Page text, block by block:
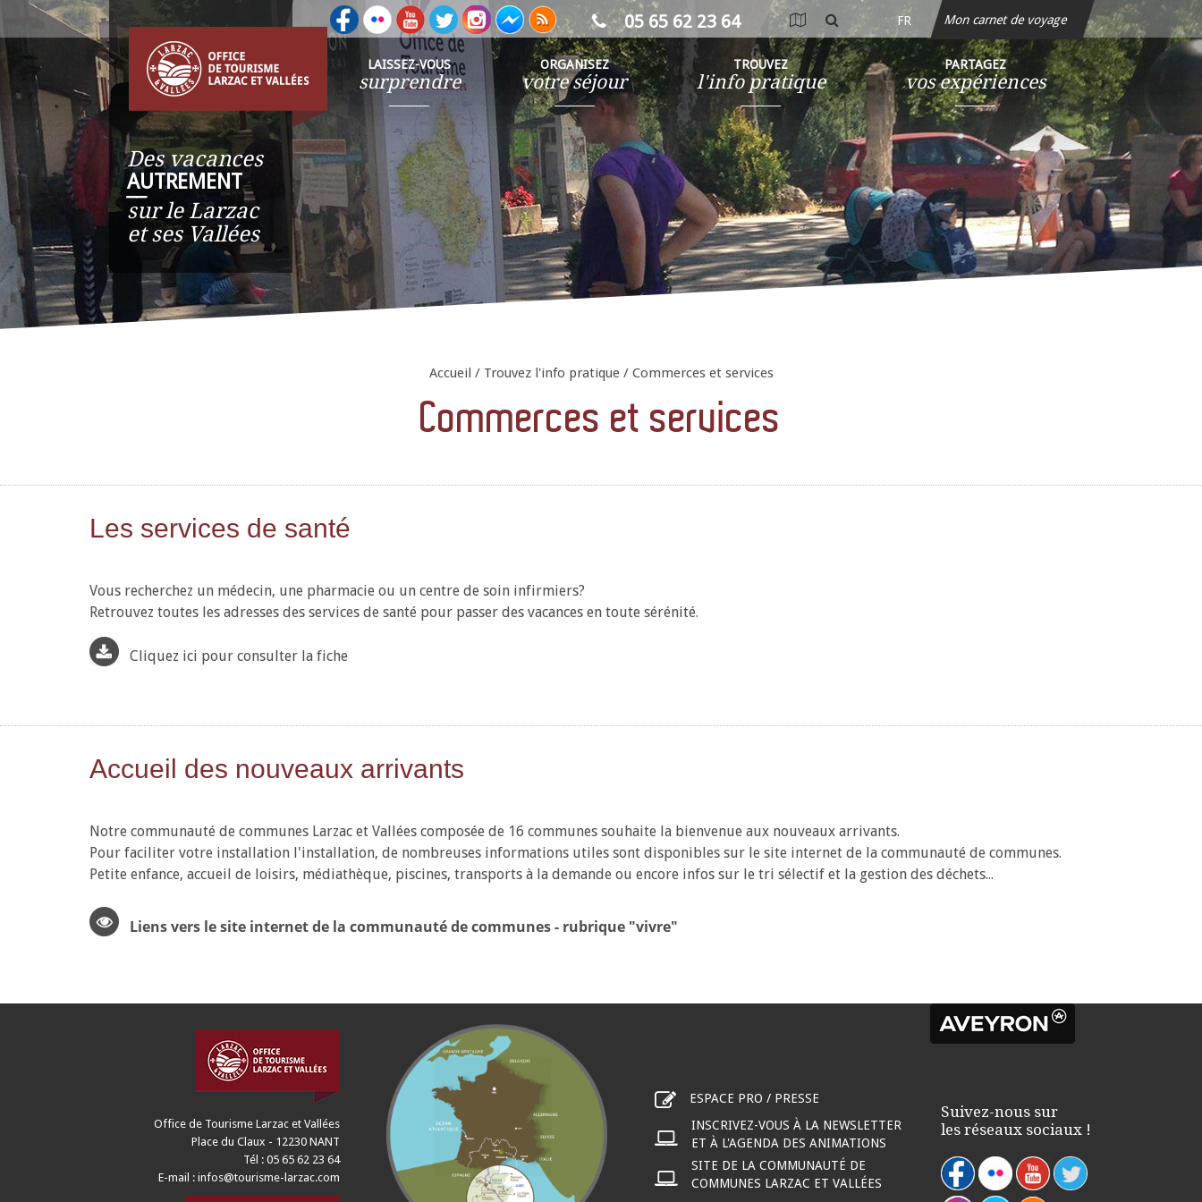
Des vacances
AUTREMENT
__
sur le Larzac
et ses Vallées
LAISSEZ-VOUS
surprendre
ORGANISEZ
votre séjour
TROUVEZ
l'info pratique
PARTAGEZ
vos expériences
05 65 62 23 64
carte
interactive
rechercher
FR Mon carnet de voyage
Accueil / Trouvez l'info pratique / Commerces et services
Commerces et services
Les services de santé
Vous recherchez un médecin, une pharmacie ou un centre de soin infirmiers?
Retrouvez toutes les adresses des services de santé pour passer des vacances en toute sérénité.
Cliquez ici pour consulter la fiche
Accueil des nouveaux arrivants
Notre communauté de communes Larzac et Vallées composée de 16 communes souhaite la bienvenue aux nouveaux arrivants.
Pour faciliter votre installation l'installation, de nombreuses informations utiles sont disponibles sur le site internet de la communauté de communes.
Petite enfance, accueil de loisirs, médiathèque, piscines, transports à la demande ou encore infos sur le tri sélectif et la gestion des déchets...
Liens vers le site internet de la communauté de communes - rubrique "vivre"
Office de Tourisme Larzac et Vallées
Place du Claux - 12230 NANT
Tél : 05 65 62 23 64
E-mail : infos@tourisme-larzac.com
Suivez-nous sur
les réseaux sociaux !
ESPACE PRO / PRESSE
INSCRIVEZ-VOUS À LA NEWSLETTER
ET À L'AGENDA DES ANIMATIONS
SITE DE LA COMMUNAUTÉ DE
COMMUNES LARZAC ET VALLÉES